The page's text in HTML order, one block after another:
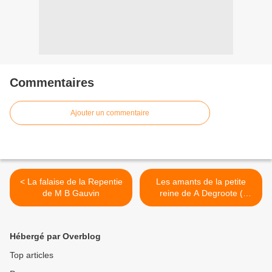
Commentaires
Ajouter un commentaire
< La falaise de la Repentie
de M B Gauvin
Les amants de la petite
reine de A Degroote (
éditions Pocket) >
Hébergé par Overblog
Top articles